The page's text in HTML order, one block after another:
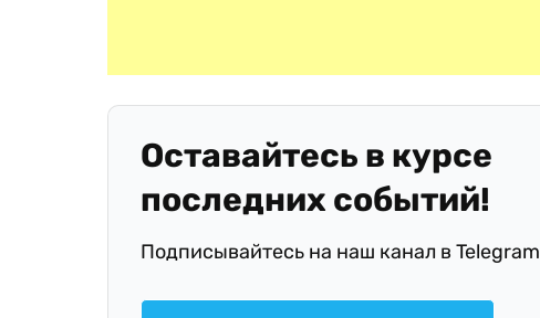
Оставайтесь в курсе
последних событий!
Подписывайтесь на наш канал в Telegram